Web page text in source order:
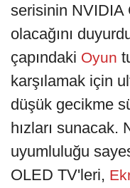
serisinin NVIDIA
olacağını
çapındaki Oyun
karşılamak için
düşük gecikme
hızları sunacak.
uyumluluğu
OLED TV'leri,